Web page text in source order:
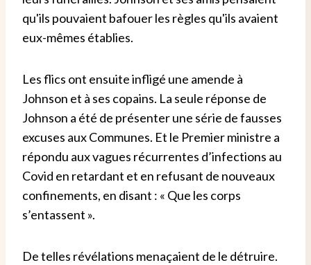
qu'ils pouvaient bafouer les règles qu'ils avaient
eux-mêmes établies.
Les flics ont ensuite infligé une amende à
Johnson et à ses copains. La seule réponse de
Johnson a été de présenter une série de fausses
excuses aux Communes. Et le Premier ministre a
répondu aux vagues récurrentes d’infections au
Covid en retardant et en refusant de nouveaux
confinements, en disant : « Que les corps
s’entassent ».
De telles révélations menaçaient de le détruire.